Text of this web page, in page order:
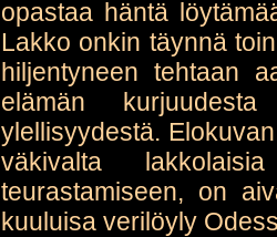
opastaa häntä
Lakko onkin täynnä
hiljentyneen tehtaan
elämän
ylellisyydestä.
väkivalta
teurastamiseen, on
kuuluisa verilöyly